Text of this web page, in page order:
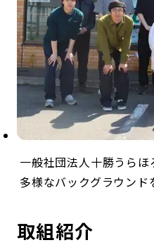
一般社団法人十勝うらほ
多様なバックグラウン
取組紹介